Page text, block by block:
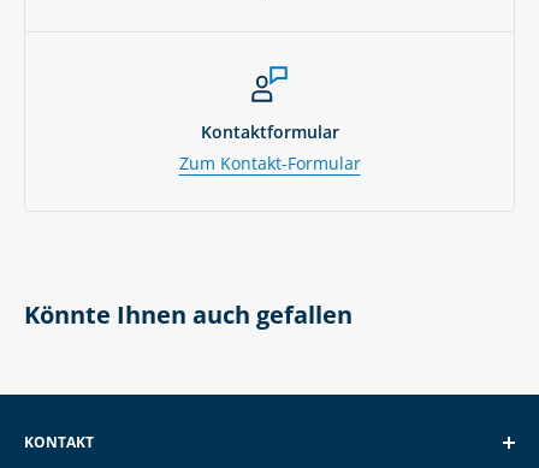
Kontaktformular
Zum Kontakt-Formular
Könnte Ihnen auch gefallen
KONTAKT